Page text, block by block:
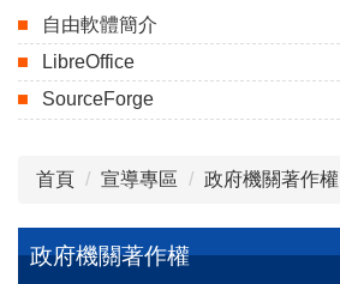
活動與講座
宣導及執行小組
下載專區
SOP
著作權基本觀念
著作權合理使用
校園著作權
網路著作權
自由軟體簡介
LibreOffice
SourceForge
首頁 宣導專區 政府機關著作權
政府機關著作權